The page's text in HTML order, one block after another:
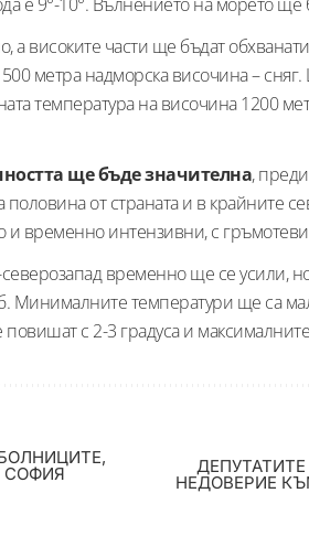
а високите части ще бъдат
метра надморска височина –
температура на височина 1200
ще бъде значителна,
половина от страната и в крайните
и временно интензивни, с
северозапад временно ще се усили,
Минималните температури ще са
с 2-3 градуса и
СОФИЯ НЕДОВЕРИЕ